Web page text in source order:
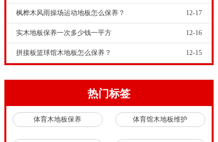
枫桦木风雨操场运动地板怎么保养？ 12-17
实木地板保养一次多少钱一平方 12-16
拼接板篮球馆木地板怎么保养？ 12-15
热门标签
体育木地板保养 体育馆木地板维护